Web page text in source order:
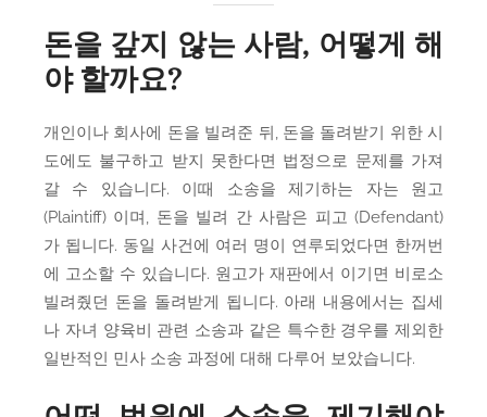
돈을 갚지 않는 사람, 어떻게 해
야 할까요?
개인이나 회사에 돈을 빌려준 뒤, 돈을 돌려받기 위한 시
도에도 불구하고 받지 못한다면 법정으로 문제를 가져
갈 수 있습니다. 이때 소송을 제기하는 자는 원고
(Plaintiff) 이며, 돈을 빌려 간 사람은 피고 (Defendant)
가 됩니다. 동일 사건에 여러 명이 연루되었다면 한꺼번
에 고소할 수 있습니다. 원고가 재판에서 이기면 비로소
빌려줬던 돈을 돌려받게 됩니다. 아래 내용에서는 집세
나 자녀 양육비 관련 소송과 같은 특수한 경우를 제외한
일반적인 민사 소송 과정에 대해 다루어 보았습니다.